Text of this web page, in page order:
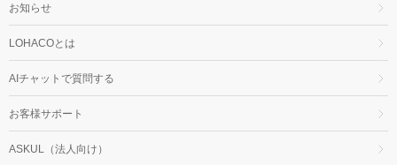
お知らせ
LOHACOとは
AIチャットで質問する
お客様サポート
ASKUL（法人向け）